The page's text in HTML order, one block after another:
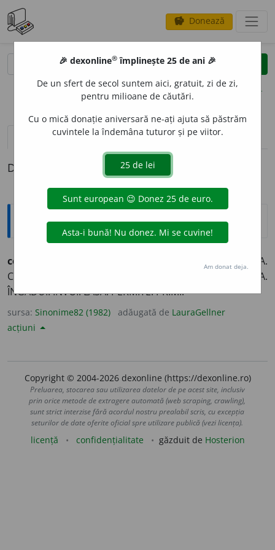
savings Donează
clear
opțiuni
definiții (1)
Definiția cu ID-ul 979419:
Sinonime
conc
ACCEPTA. ADMITE. APROBA.
CONCESIONA. CONSIMȚI. ÎNCUVIINȚA. ÎNDUPLECA.
ÎNGĂDUI. ÎNVOI. LĂSA. PERMITE. PRIMI.
sursa: Sinonime82 (1982) adăugată de LauraGellner
acțiuni
Copyright © 2004-2026 dexonline (https://dexonline.ro)
Preluarea, stocarea sau utilizarea datelor de pe acest site, inclusiv
prin orice metode de extragere automată (web scraping, crawling),
sunt strict interzise fără acordul nostru prealabil scris, cu excepția
seturilor de date oferite oficial spre utilizare publică (vezi licența).
licență confidențialitate găzduit de Hosterion
🎉 dexonline® împlinește 25 de ani 🎉
De un sfert de secol suntem aici, gratuit, zi de zi,
pentru milioane de căutări.
Cu o mică donație aniversară ne-ați ajuta să păstrăm
cuvintele la îndemâna tuturor și pe viitor.
Am donat deja.